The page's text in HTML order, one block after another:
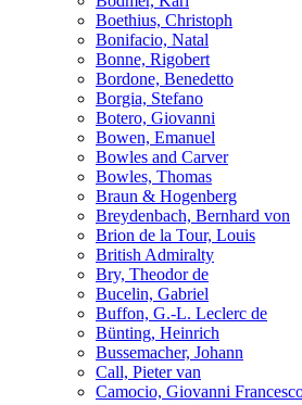
Boethius, Christoph
Bonifacio, Natal
Bonne, Rigobert
Bordone, Benedetto
Borgia, Stefano
Botero, Giovanni
Bowen, Emanuel
Bowles and Carver
Bowles, Thomas
Braun & Hogenberg
Breydenbach, Bernhard von
Brion de la Tour, Louis
British Admiralty
Bry, Theodor de
Bucelin, Gabriel
Buffon, G.-L. Leclerc de
Bünting, Heinrich
Bussemacher, Johann
Call, Pieter van
Camocio, Giovanni